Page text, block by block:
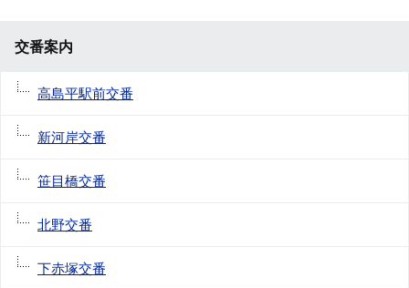
交番案内
高島平駅前交番
新河岸交番
笹目橋交番
北野交番
下赤塚交番